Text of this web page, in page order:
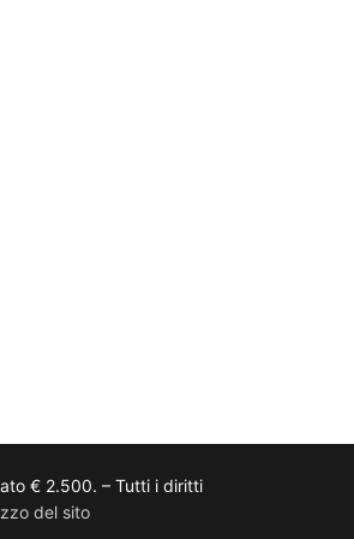
€ 2.500. – Tutti i diritti
del sito